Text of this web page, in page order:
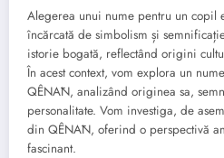
Alegerea unui nume pentru un copil
încărcată de simbolism și
istorie bogată, reflectând origini
În acest context, vom explora un
QÊNĀN, analizând originea sa,
personalitate. Vom investiga, de
din QÊNĀN, oferind o perspectivă
fascinant.